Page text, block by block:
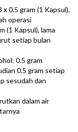
0.5 gram (1 Kapsul),
operasi
(1 Kapsul), lama
setiap bulan
0.5 gram
0.5 gram setiap
sesudah dan
dalam air